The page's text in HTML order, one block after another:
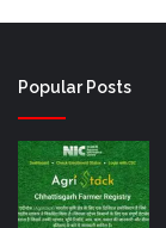
Popular Posts